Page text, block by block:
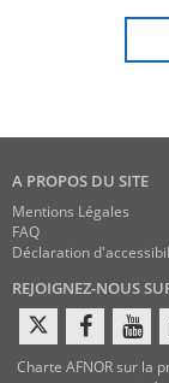
A PROPOS DU SITE
Mentions Légales
FAQ
Déclaration
REJOIGNEZ-NOUS
Charte AFNOR sur la